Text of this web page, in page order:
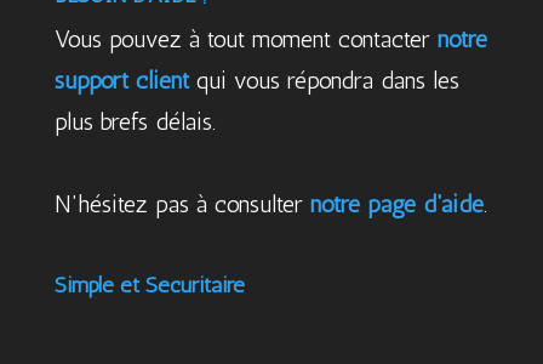
Vous pouvez à tout moment contacter notre
support clientqui vous répondra dans les
plus brefs délais.
N'hésitez pas à consulter notre page d'aide.
Simple et Sécuritaire